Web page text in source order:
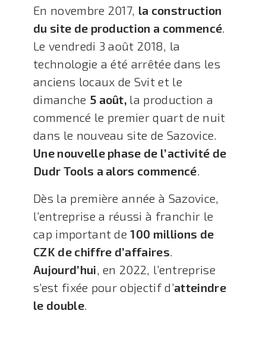
En novembre 2017, la construction
du site de production a commencé.
Le vendredi 3 août 2018, la
technologie a été arrêtée dans les
anciens locaux de Svit et le
dimanche 5 août, la production a
commencé le premier quart de nuit
dans le nouveau site de Sazovice.
Une nouvelle phase de l’activité de
Dudr Tools a alors commencé.
Dès la première année à Sazovice,
l’entreprise a réussi à franchir le
cap important de100 millions de
CZK de chiffre d’affaires.
Aujourd’hui, en 2022, l’entreprise
s’est fixée pour objectif d’atteindre
le double.